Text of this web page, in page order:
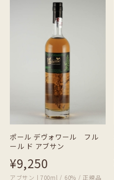
ポール デヴォワール フル
ール ド アブサン
¥9,250
アブサン | 700ml / 60% / 正規品